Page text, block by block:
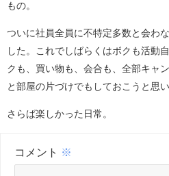
もの。
ついに社員全員に不特定多数と会わ
した。これでしばらくはボクも活動
クも、買い物も、会合も、全部キャ
と部屋の片づけでもしておこうと思い
さらば楽しかった日常。
コメント ※